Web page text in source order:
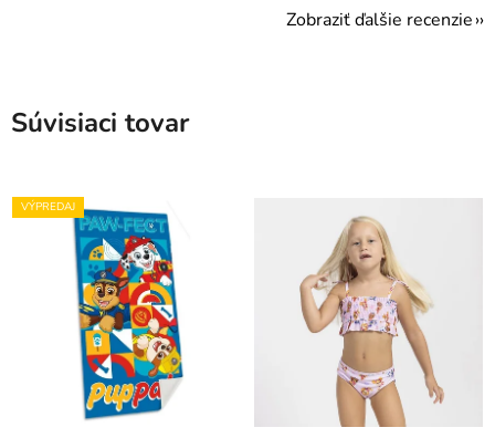
Zobraziť ďalšie recenzie
Súvisiaci tovar
VÝPREDAJ